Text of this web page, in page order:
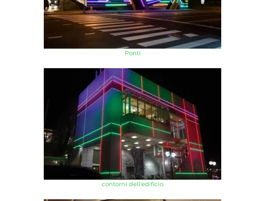
Ponti
contorni dell'edificio